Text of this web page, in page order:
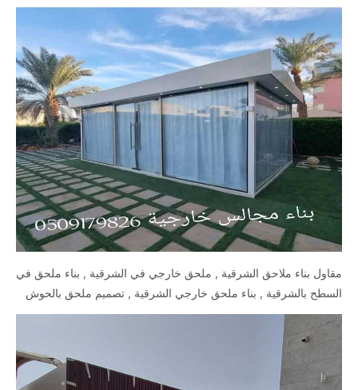
مقاول بناء ملاحق الشرقية , ملحق خارجي في الشرقية , بناء ملحق في
السطح بالشرقية , بناء ملحق خارجي الشرقية , تصميم ملحق بالحوش